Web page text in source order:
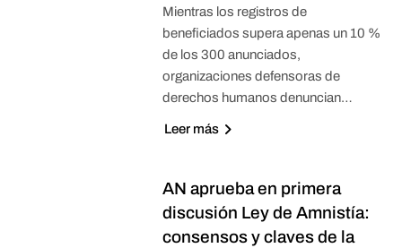
Mientras los registros de
beneficiados supera apenas un 10 %
de los 300 anunciados,
organizaciones defensoras de
derechos humanos denuncian…
Leer más
AN aprueba en primera
discusión Ley de Amnistía:
consensos y claves de la